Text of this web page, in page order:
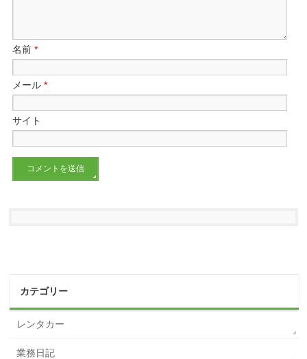
名前*
メール*
サイト
カテゴリー
レンタカー
業務日記